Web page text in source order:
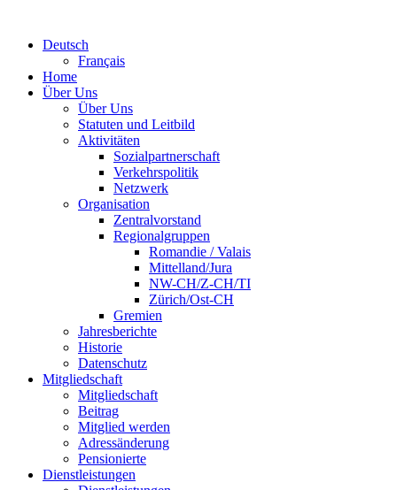
Deutsch
Français
Home
Über Uns
Über Uns
Statuten und Leitbild
Aktivitäten
Sozialpartnerschaft
Verkehrspolitik
Netzwerk
Organisation
Zentralvorstand
Regionalgruppen
Romandie / Valais
Mittelland/Jura
NW-CH/Z-CH/TI
Zürich/Ost-CH
Gremien
Jahresberichte
Historie
Datenschutz
Mitgliedschaft
Mitgliedschaft
Beitrag
Mitglied werden
Adressänderung
Pensionierte
Dienstleistungen